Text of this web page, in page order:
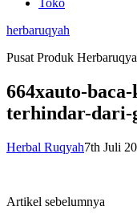
Toko
herbaruqyah
Pusat Produk
664xauto-
terhindar-dari-
Herbal Ruqyah7th Juli
Artikel sebelumnya